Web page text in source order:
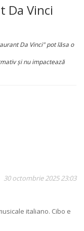
Da Vinci
Da Vinci" pot lăsa o
și nu impactează
30 octombrie 2025 23:03
italiano. Cibo e